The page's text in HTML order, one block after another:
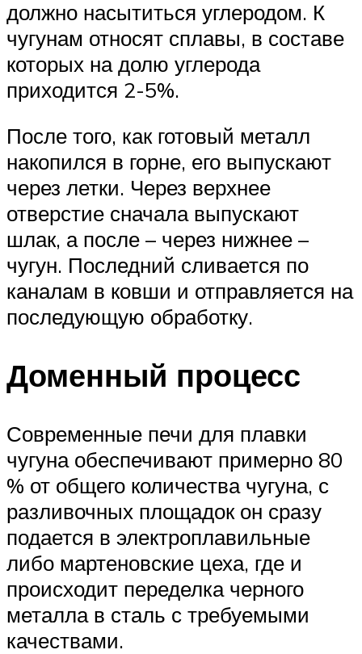
должно насытиться углеродом. К
чугунам относят сплавы, в составе
которых на долю углерода
приходится 2-5%.
После того, как готовый металл
накопился в горне, его выпускают
через летки. Через верхнее
отверстие сначала выпускают
шлак, а после – через нижнее –
чугун. Последний сливается по
каналам в ковши и отправляется на
последующую обработку.
Доменный процесс
Современные печи для плавки
чугуна обеспечивают примерно 80
% от общего количества чугуна, с
разливочных площадок он сразу
подается в электроплавильные
либо мартеновские цеха, где и
происходит переделка черного
металла в сталь с требуемыми
качествами.